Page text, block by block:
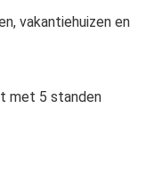
vakantiehuizen en
met 5 standen